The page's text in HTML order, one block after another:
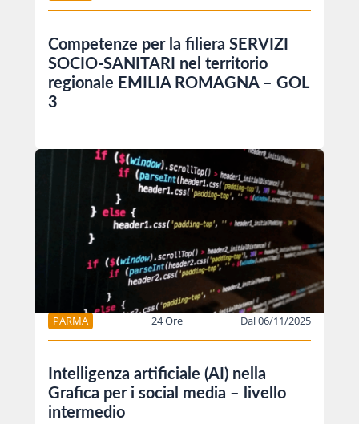
Competenze per la filiera SERVIZI
SOCIO-SANITARI nel territorio
regionale EMILIA ROMAGNA – GOL
3
PARMA 24 Ore Dal 06/11/2025
Intelligenza artificiale (AI) nella
Grafica per i social media – livello
intermedio